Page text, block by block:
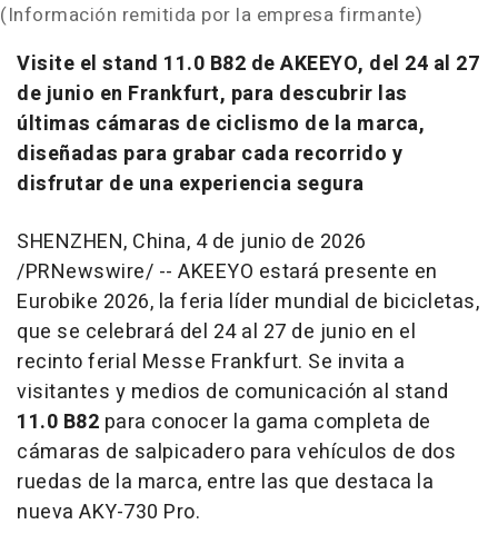
(Información remitida por la empresa firmante)
Visite el stand 11.0 B82 de AKEEYO, del 24 al 27
de junio en Frankfurt, para descubrir las
últimas cámaras de ciclismo de la marca,
diseñadas para grabar cada recorrido y
disfrutar de una experiencia segura
SHENZHEN, China, 4 de junio de 2026
/PRNewswire/ -- AKEEYO estará presente en
Eurobike 2026, la feria líder mundial de bicicletas,
que se celebrará del 24 al 27 de junio en el
recinto ferial Messe Frankfurt. Se invita a
visitantes y medios de comunicación al stand
11.0 B82 para conocer la gama completa de
cámaras de salpicadero para vehículos de dos
ruedas de la marca, entre las que destaca la
nueva AKY-730 Pro.